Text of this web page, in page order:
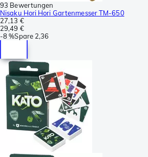
93 Bewertungen
Nisaku Hori Hori Gartenmesser TM-650
27,13 €
29,49 €
-8 %Spare 2,36